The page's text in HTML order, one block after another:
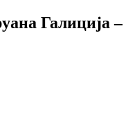
Галиција –